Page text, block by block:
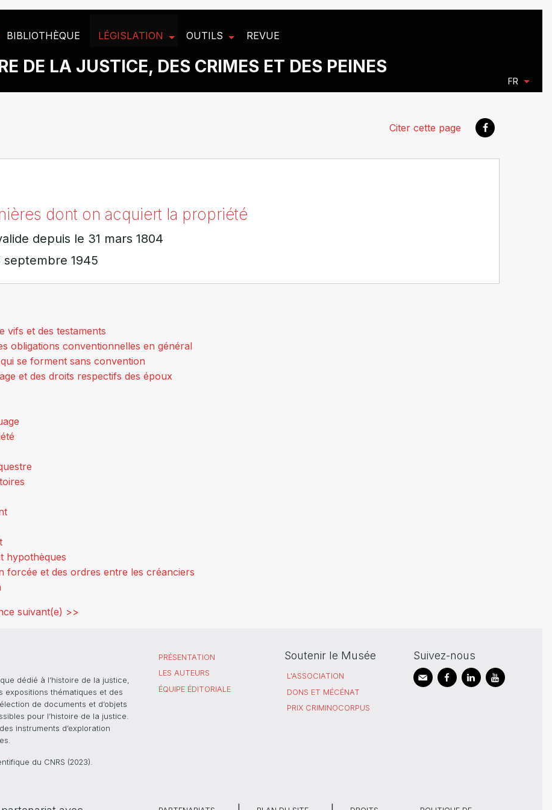
BIBLIOTHÈQUE LÉGISLATION OUTILS REVUE
DE LA JUSTICE, DES CRIMES ET DES PEINES
FR
Citer cette page
dont on acquiert la propriété
depuis le 31 mars 1804
1945
vifs et des testaments
obligations conventionnelles en général
se forment sans convention
et des droits respectifs des époux
hypothèques
forcée et des ordres entre les créanciers
suivant(e) >>
dédié à l’histoire de la justice,
expositions thématiques et des
de documents et d’objets
pour l’histoire de la justice.
instruments d’exploration
du CNRS (2023).
PRÉSENTATION
LES AUTEURS
ÉQUIPE ÉDITORIALE
Soutenir le Musée
L'ASSOCIATION
DONS ET MÉCÉNAT
PRIX CRIMINOCORPUS
Suivez-nous